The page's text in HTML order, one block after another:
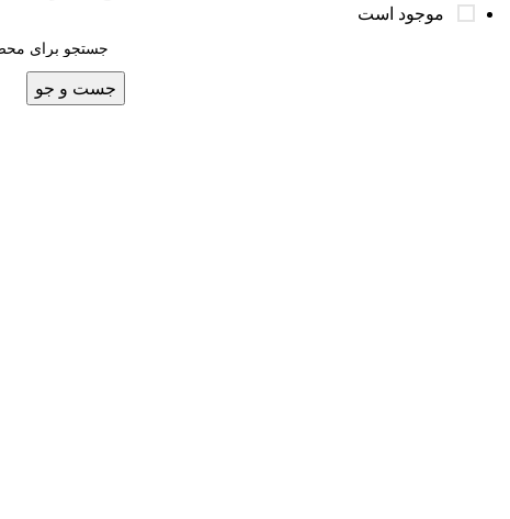
موجود است
جست و جو